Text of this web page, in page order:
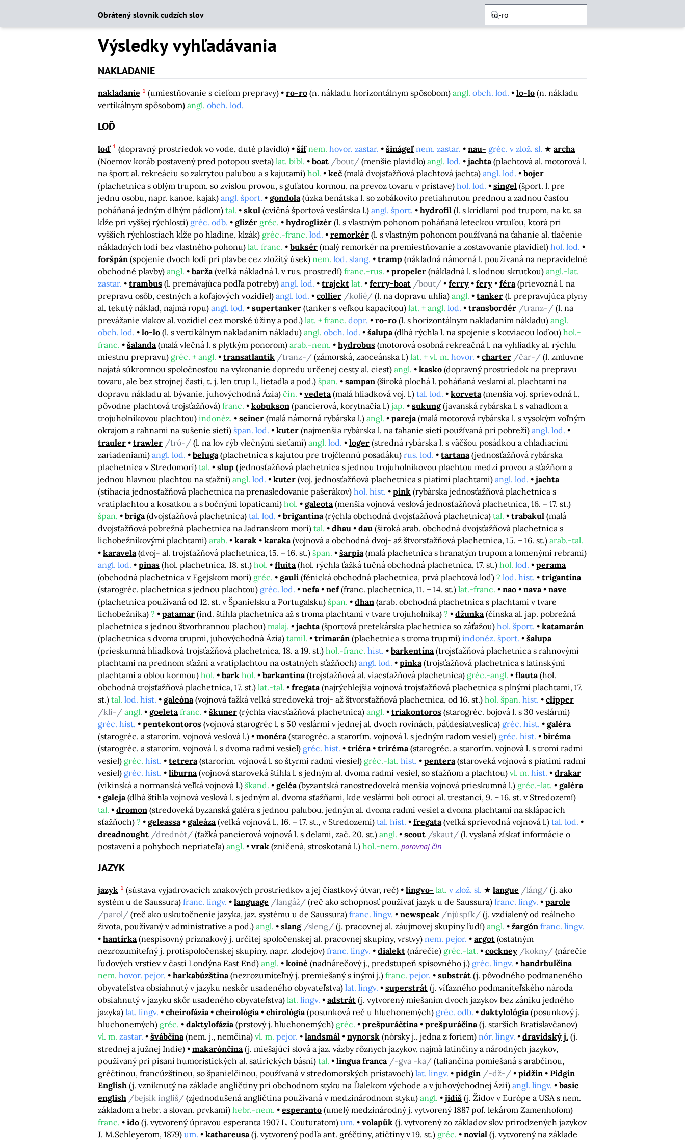
Obrátený slovník cudzích slov
Výsledky vyhľadávania
NAKLADANIE
nakladanie 1 (umiestňovanie s cieľom prepravy) ro-ro (n. nákladu horizontálnym spôsobom) angl. obch. lod. lo-lo (n. nákladu
vertikálnym spôsobom) angl. obch. lod.
LOĎ
loď 1 (dopravný prostriedok vo vode, duté plavidlo) šíf nem. hovor. zastar. šinágeľ nem. zastar. nau- gréc. v zlož. sl.
archa
(Noemov koráb postavený pred potopou sveta) lat. bibl. boat /bout/ (menšie plavidlo) angl. lod. jachta (plachtová al. motorová l.
na šport al. rekreáciu so zakrytou palubou a s kajutami) hol. keč (malá dvojsťažňová plachtová jachta) angl. lod.
bojer
(plachetnica s oblým trupom, so zvislou provou, s guľatou kormou, na prevoz tovaru v prístave) hol. lod. singel (šport. l. pre
jednu osobu, napr. kanoe, kajak) angl. šport. gondola (úzka benátska l. so zobákovito pretiahnutou prednou a zadnou časťou
poháňaná jedným dlhým pádlom) tal. skul (cvičná športová veslárska l.) angl. šport. hydrofil (l. s krídlami pod trupom, na kt. sa
kĺže pri vyššej rýchlosti) gréc. odb. glizér gréc. hydroglizér (l. s vlastným pohonom poháňaná leteckou vrtuľou, ktorá pri
vyšších rýchlostiach kĺže po hladine, klzák) gréc.-franc. lod. remorkér (l. s vlastným pohonom používaná na ťahanie al. tlačenie
nákladných lodí bez vlastného pohonu) lat. franc. buksér (malý remorkér na premiestňovanie a zostavovanie plavidiel) hol. lod.
foršpán (spojenie dvoch lodí pri plavbe cez zložitý úsek) nem. lod. slang. tramp (nákladná námorná l. používaná na nepravidelné
obchodné plavby) angl. barža (veľká nákladná l. v rus. prostredí) franc.-rus. propeler (nákladná l. s lodnou skrutkou) angl.-lat.
zastar.
trambus (l. premávajúca podľa potreby) angl. lod. trajekt lat. ferry-boat /bout/ ferry fery féra (prievozná l. na
prepravu osôb, cestných a koľajových vozidiel) angl. lod. collier /kolié/ (l. na dopravu uhlia) angl. tanker (l. prepravujúca plyny
al. tekutý náklad, najmä ropu) angl. lod. supertanker (tanker s veľkou kapacitou) lat. + angl. lod. transbordér /tranz-/ (l. na
prevážanie vlakov al. vozidiel cez morské úžiny a pod.) lat. + franc. dopr. ro-ro (l. s horizontálnym nakladaním nákladu) angl.
obch. lod.
lo-lo (l. s vertikálnym nakladaním nákladu) angl. obch. lod. šalupa (dlhá rýchla l. na spojenie s kotviacou loďou) hol.-
franc.
šalanda (malá vlečná l. s plytkým ponorom) arab.-nem. hydrobus (motorová osobná rekreačná l. na vyhliadky al. rýchlu
miestnu prepravu) gréc. + angl. transatlantik /tranz-/ (zámorská, zaoceánska l.) lat. + vl. m. hovor. charter /čar-/ (l. zmluvne
najatá súkromnou spoločnosťou na vykonanie dopredu určenej cesty al. ciest) angl. kasko (dopravný prostriedok na prepravu
tovaru, ale bez strojnej časti, t. j. len trup l., lietadla a pod.) špan. sampan (široká plochá l. poháňaná veslami al. plachtami na
dopravu nákladu al. bývanie, juhovýchodná Ázia) čín. vedeta (malá hliadková voj. l.) tal. lod. korveta (menšia voj. sprievodná l.,
pôvodne plachtová trojsťažňová) franc. kobukson (pancierová, korytnačia l.) jap. sukung (javanská rybárska l. s vahadlom a
trojuholníkovou plachtou) indonéz. seiner (malá námorná rybárska l.) angl. pareja (malá motorová rybárska l. s vysokým voľným
okrajom a rahnami na sušenie sietí) špan. lod. kuter (najmenšia rybárska l. na ťahanie sietí používaná pri pobreží) angl. lod.
trauler
trawler /tró-/ (l. na lov rýb vlečnými sieťami) angl. lod. loger (stredná rybárska l. s väčšou posádkou a chladiacimi
zariadeniami) angl. lod. beluga (plachetnica s kajutou pre trojčlennú posadáku) rus. lod. tartana (jednosťažňová rybárska
plachetnica v Stredomorí) tal. slup (jednosťažňová plachetnica s jednou trojuholníkovou plachtou medzi provou a sťažňom a
jednou hlavnou plachtou na sťažni) angl. lod. kuter (voj. jednosťažňová plachetnica s piatimi plachtami) angl. lod.
jachta
(stíhacia jednosťažňová plachetnica na prenasledovanie pašerákov) hol. hist. pink (rybárska jednosťažňová plachetnica s
vratiplachtou a kosatkou a s bočnými lopaticami) hol. galeota (menšia vojnová veslová jednosťažňová plachetnica, 16. – 17. st.)
špan.
briga (dvojsťažňová plachetnica) tal. lod. brigantína (rýchla obchodná dvojsťažňová plachetnica) tal. trabakul (malá
dvojsťažňová pobrežná plachetnica na Jadranskom mori) tal. dhau dau (široká arab. obchodná dvojsťažňová plachetnica s
lichobežníkovými plachtami) arab. karak karaka (vojnová a obchodná dvoj- až štvorsťažňová plachetnica, 15. – 16. st.) arab.-tal.
karavela (dvoj- al. trojsťažňová plachetnica, 15. – 16. st.) špan. šarpia (malá plachetnica s hranatým trupom a lomenými rebrami)
angl. lod.
pinas (hol. plachetnica, 18. st.) hol. fluita (hol. rýchla ťažká tučná obchodná plachetnica, 17. st.) hol. lod.
perama
(obchodná plachetnica v Egejskom mori) gréc. gauli (fénická obchodná plachetnica, prvá plachtová loď) ? lod. hist.
trigantína
(starogréc. plachetnica s jednou plachtou) gréc. lod. nefa nef (franc. plachetnica, 11. – 14. st.) lat.-franc. nao nava
nave
(plachetnica používaná od 12. st. v Španielsku a Portugalsku) špan. dhan (arab. obchodná plachetnica s plachtami v tvare
lichobežníka) ? patamar (ind. štíhla plachetnica až s troma plachtami v tvare trojuholníka) ? džunka (čínska al. jap. pobrežná
plachetnica s jednou štvorhrannou plachou) malaj. jachta (športová pretekárska plachetnica so záťažou) hol. šport.
katamarán
(plachetnica s dvoma trupmi, juhovýchodná Ázia) tamil. trimarán (plachetnica s troma trupmi) indonéz. šport.
šalupa
(prieskumná hliadková trojsťažňová plachetnica, 18. a 19. st.) hol.-franc. hist. barkentína (trojsťažňová plachetnica s rahnovými
plachtami na prednom sťažni a vratiplachtou na ostatných sťažňoch) angl. lod. pinka (trojsťažňová plachetnica s latinskými
plachtami a oblou kormou) hol. bark hol. barkantina (trojsťažňová al. viacsťažňová plachetnica) gréc.-angl. flauta (hol.
obchodná trojsťažňová plachetnica, 17. st.) lat.-tal. fregata (najrýchlejšia vojnová trojsťažňová plachetnica s plnými plachtami, 17.
st.) tal. lod. hist. galeóna (vojnová ťažká veľká stredoveká troj- až štvorsťažňová plachetnica, od 16. st.) hol. špan. hist.
clipper
/kli-/ angl. goeleta franc. škuner (rýchla viacsťažňová plachetnica) angl. triakontoros (starogréc. bojová l. s 30 veslármi)
gréc. hist.
pentekontoros (vojnová starogréc l. s 50 veslármi v jednej al. dvoch rovinách, päťdesiatveslica) gréc. hist.
galéra
(starogréc. a starorím. vojnová veslová l.)
monéra (starogréc. a starorím. vojnová l. s jedným radom vesiel) gréc. hist.
biréma
(starogréc. a starorím. vojnová l. s dvoma radmi vesiel) gréc. hist. triéra triréma (starogréc. a starorím. vojnová l. s tromi radmi
vesiel) gréc. hist. tetrera (starorím. vojnová l. so štyrmi radmi viesiel) gréc.-lat. hist. pentera (staroveká vojnová s piatimi radmi
vesiel) gréc. hist. liburna (vojnová staroveká štíhla l. s jedným al. dvoma radmi vesiel, so sťažňom a plachtou) vl. m. hist.
drakar
(vikinská a normanská veľká vojnová l.) škand. geléa (byzantská ranostredoveká menšia vojnová prieskumná l.) gréc.-lat.
galéra
galeja (dlhá štíhla vojnová veslová l. s jedným al. dvoma sťažňami, kde veslármi boli otroci al. trestanci, 9. – 16. st. v Stredozemí)
tal.
dromon (stredoveká byzanská galéra s jednou palubou, jedným al. dvoma radmi vesiel a dvoma plachtami na sklápacích
sťažňoch) ? geleassa galeáza (veľká vojnová l., 16. – 17. st., v Stredozemí) tal. hist. fregata (veľká sprievodná vojnová l.) tal. lod.
dreadnought /drednót/ (ťažká pancierová vojnová l. s delami, zač. 20. st.) angl. scout /skaut/ (l. vyslaná získať informácie o
postavení a pohyboch nepriateľa) angl. vrak (zničená, stroskotaná l.) hol.-nem. porovnajčln
JAZYK
jazyk 1 (sústava vyjadrovacích znakových prostriedkov a jej čiastkový útvar, reč) lingvo- lat. v zlož. sl. langue /láng/ (j. ako
systém u de Saussura) franc. lingv. language /langáž/ (reč ako schopnosť používať jazyk u de Saussura) franc. lingv.
parole
/parol/ (reč ako uskutočnenie jazyka, jaz. systému u de Saussura) franc. lingv. newspeak /njúspík/ (j. vzdialený od reálneho
života, používaný v administratíve a pod.) angl. slang /sleng/ (j. pracovnej al. záujmovej skupiny ľudí) angl. žargón franc. lingv.
hantírka (nespisovný príznakový j. určitej spoločenskej al. pracovnej skupiny, vrstvy) nem. pejor. argot (ostatným
nezrozumiteľný j. protispoločenskej skupiny, napr. zlodejov) franc. lingv. dialekt (nárečie) gréc.-lat. cockney /kokny/ (nárečie
ľudových vrstiev v časti Londýna East End) angl. koiné (nadnárečový j., predstupeň spisovného j.) gréc. lingv.
handrbulčina
nem. hovor. pejor. harkabúzština (nezrozumiteľný j. premiešaný s inými j.) franc. pejor. substrát (j. pôvodného podmaneného
obyvateľstva obsiahnutý v jazyku neskôr usadeného obyvateľstva) lat. lingv. superstrát (j. víťazného podmaniteľského národa
obsiahnutý v jazyku skôr usadeného obyvateľstva) lat. lingv. adstrát (j. vytvorený miešaním dvoch jazykov bez zániku jedného
jazyka) lat. lingv. cheirofázia cheirológia chirológia (posunková reč u hluchonemých) gréc. odb. daktylológia (posunkový j.
hluchonemých) gréc. daktylofázia (prstový j. hluchonemých) gréc. prešpuráčtina prešpuráčina (j. starších Bratislavčanov)
vl. m. zastar. švábčina (nem. j., nemčina) vl. m. pejor. landsmál nynorsk (nórsky j., jedna z foriem) nór. lingv. dravidský j. (j.
strednej a južnej Indie)
makarónčina (j. miešajúci slová a jaz. väzby rôznych jazykov, najmä latinčiny a národných jazykov,
používaný pri písaní humoristických al. satirických básní) tal. lingua franca /-gva -ka/ (taliančina pomiešaná s arabčinou,
gréčtinou, francúzštinou, so španielčinou, používaná v stredomorských prístavoch) lat. lingv. pidgin /-dž-/ pidžin
Pidgin
English (j. vzniknutý na základe angličtiny pri obchodnom styku na Ďalekom východe a v juhovýchodnej Ázii) angl. lingv.
basic
english /bejsik ingliš/ (zjednodušená angličtina používaná v medzinárodnom styku) angl. jidiš (j. Židov v Európe a USA s nem.
základom a hebr. a slovan. prvkami) hebr.-nem. esperanto (umelý medzinárodný j. vytvorený 1887 poľ. lekárom Zamenhofom)
franc.
ido (j. vytvorený úpravou esperanta 1907 L. Couturatom) um. volapük (j. vytvorený zo základov slov prirodzených jazykov
J. M.Schleyerom, 1879) um. kathareusa (j. vytvorený podľa ant. gréčtiny, atičtiny v 19. st.) gréc. novial (j. vytvorený na základe